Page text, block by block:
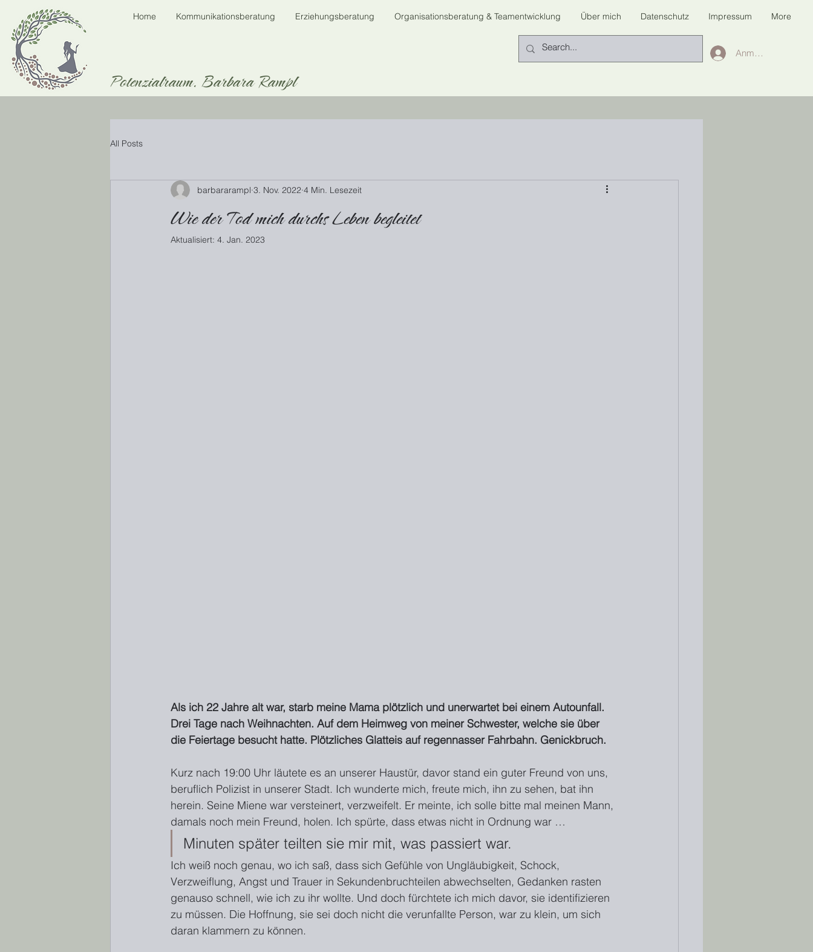
Home Kommunikationsberatung Erziehungsberatung Organisationsberatung & Teamentwicklung Über mich Datenschutz Impressum More
Anmelden
Potenzialraum. Barbara Rampl
All Posts
Wie der Tod mich durchs Leben begleitet
barbararampl 3. Nov. 2022 4 Min. Lesezeit
Aktualisiert: 4. Jan. 2023
Als ich 22 Jahre alt war, starb meine Mama plötzlich und unerwartet bei einem Autounfall.
Drei Tage nach Weihnachten. Auf dem Heimweg von meiner Schwester, welche sie über
die Feiertage besucht hatte. Plötzliches Glatteis auf regennasser Fahrbahn. Genickbruch.
Kurz nach 19:00 Uhr läutete es an unserer Haustür, davor stand ein guter Freund von uns,
beruflich Polizist in unserer Stadt. Ich wunderte mich, freute mich, ihn zu sehen, bat ihn
herein. Seine Miene war versteinert, verzweifelt. Er meinte, ich solle bitte mal meinen Mann,
damals noch mein Freund, holen. Ich spürte, dass etwas nicht in Ordnung war …
Minuten später teilten sie mir mit, was passiert war.
Ich weiß noch genau, wo ich saß, dass sich Gefühle von Ungläubigkeit, Schock,
Verzweiflung, Angst und Trauer in Sekundenbruchteilen abwechselten, Gedanken rasten
genauso schnell, wie ich zu ihr wollte. Und doch fürchtete ich mich davor, sie identifizieren
zu müssen. Die Hoffnung, sie sei doch nicht die verunfallte Person, war zu klein, um sich
daran klammern zu können.